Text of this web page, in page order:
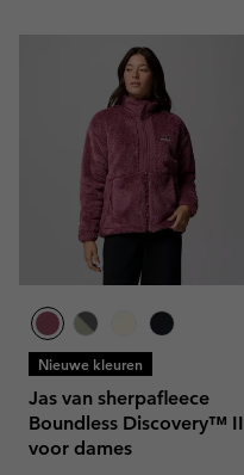
Nieuwe kleuren
Jas van sherpafleece
Boundless Discovery™ II
voor dames